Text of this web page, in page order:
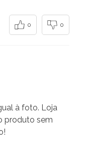
0 0
à foto. Loja
produto sem